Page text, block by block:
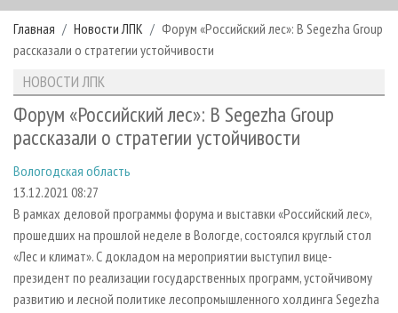
РУБРИКИ И ТЕМЫ
РУБРИКИ ЖУРНАЛА
ЛЕСОЗАГОТОВКА
ЛЕСОПИЛЕНИЕ
СУШКА ДРЕВЕСИНЫ
ПРОИЗВОДСТВО ДРЕВЕСНЫХ ПЛИТ
ДЕРЕВЯННОЕ ДОМОСТРОЕНИЕ
ПРОИЗВОДСТВО МЕБЕЛИ
БИОЭНЕРГЕТИКА
НОВОСТИ
НОВОСТИ ЛПК
НОВОСТИ ЖУРНАЛА
ПРОЕКТЫ ЛПИ
АНАЛИТИКА
ПРЕДПРИЯТИЯ ЛПК
ПЕРСОНЫ
МОБИЛЬНЫЕ ВЫСТАВКИ
ОФИЦИАЛЬНЫЕ ДЕЛЕГАЦИИ
ПРИОРИТЕТНЫЕ ИНВЕСТПРОЕКТЫ
RUSSIAN FORESTRY REVIEW
АРХИВ
АРХИВ ЖУРНАЛОВ
О ЖУРНАЛЕ
ПОДПИСКА
КОНТАКТЫ
РЕКЛАМОДАТЕЛЯМ
РЕКЛАМА
РЕКЛАМА НА САЙТЕ
Главная Новости ЛПК
Форум «Российский лес»: В Segezha Group
рассказали о стратегии устойчивости
НОВОСТИ ЛПК
Форум «Российский лес»: В Segezha Group
рассказали о стратегии устойчивости
Вологодская область
13.12.2021 08:27
В рамках деловой программы форума и выставки «Российский лес»,
прошедших на прошлой неделе в Вологде, состоялся круглый стол
«Лес и климат». С докладом на мероприятии выступил вице-
президент по реализации государственных программ, устойчивому
развитию и лесной политике лесопромышленного холдинга Segezha